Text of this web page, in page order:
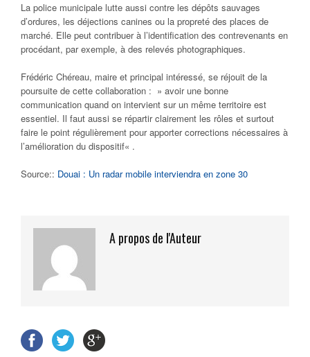
La police municipale lutte aussi contre les dépôts sauvages
d’ordures, les déjections canines ou la propreté des places de
marché. Elle peut contribuer à l’identification des contrevenants en
procédant, par exemple, à des relevés photographiques.
Frédéric Chéreau, maire et principal intéressé, se réjouit de la
poursuite de cette collaboration : » avoir une bonne
communication quand on intervient sur un même territoire est
essentiel. Il faut aussi se répartir clairement les rôles et surtout
faire le point régulièrement pour apporter corrections nécessaires à
l’amélioration du dispositif« .
Source:: Douai : Un radar mobile interviendra en zone 30
A propos de l'Auteur